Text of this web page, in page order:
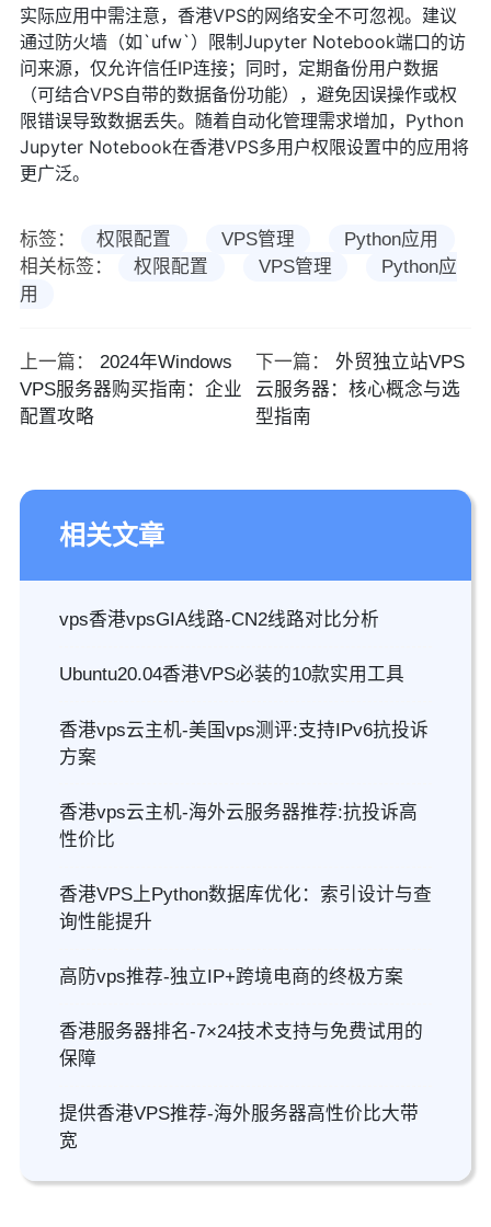
实际应用中需注意，香港VPS的网络安全不可忽视。建议
通过防火墙（如`ufw`）限制Jupyter Notebook端口的访
问来源，仅允许信任IP连接；同时，定期备份用户数据
（可结合VPS自带的数据备份功能），避免因误操作或权
限错误导致数据丢失。随着自动化管理需求增加，Python
Jupyter Notebook在香港VPS多用户权限设置中的应用将
更广泛。
标签： 权限配置 VPS管理
Python应用
相关标签：
权限配置 VPS管理
Python应
用
上一篇：
2024年Windows
VPS服务器购买指南：企业
配置攻略
下一篇：
外贸独立站VPS
云服务器：核心概念与选
型指南
相关文章
vps香港vpsGIA线路-CN2线路对比分析
Ubuntu20.04香港VPS必装的10款实用工具
香港vps云主机-美国vps测评:支持IPv6抗投诉
方案
香港vps云主机-海外云服务器推荐:抗投诉高
性价比
香港VPS上Python数据库优化：索引设计与查
询性能提升
高防vps推荐-独立IP+跨境电商的终极方案
香港服务器排名-7×24技术支持与免费试用的
保障
提供香港VPS推荐-海外服务器高性价比大带
宽